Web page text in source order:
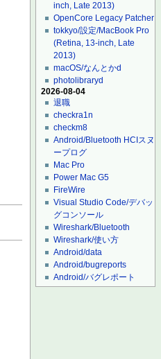
inch, Late 2013)
OpenCore Legacy Patcher
tokkyo/設定/MacBook Pro
(Retina, 13-inch, Late
2013)
macOS/なんとかd
photolibraryd
2026-08-04
退職
checkra1n
checkm8
Android/Bluetooth HCIスヌ
ープログ
Mac Pro
Power Mac G5
FireWire
Visual Studio Code/デバッ
グコンソール
Wireshark/Bluetooth
Wireshark/使い方
Android/data
Android/bugreports
Android/バグレポート